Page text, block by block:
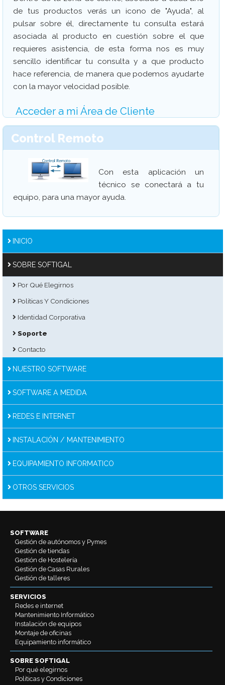
de tus productos verás un icono de "Ayuda", al
pulsar sobre él, directamente tu consulta estará
asociada al producto en cuestión sobre el que
requieres asistencia, de esta forma nos es muy
sencillo identificar tu consulta y a que producto
hace referencia, de manera que podemos ayudarte
con la mayor velocidad posible.
Acceder a mi Área de Cliente
Control Remoto
Con esta aplicación un
técnico se conectará a tu
equipo, para una mayor ayuda.
INICIO
SOBRE SOFTIGAL
Por Qué Elegirnos
Políticas Y Condiciones
Identidad Corporativa
Soporte
Contacto
NUESTRO SOFTWARE
SOFTWARE A MEDIDA
REDES E INTERNET
INSTALACIÓN / MANTENIMIENTO
EQUIPAMIENTO INFORMATICO
OTROS SERVICIOS
SOFTWARE
Gestión de autónomos y Pymes
Gestión de tiendas
Gestión de Hostelería
Gestión de Casas Rurales
Gestión de talleres
SERVICIOS
Redes e internet
Mantenimiento Informático
Instalación de equipos
Montaje de oficinas
Equipamiento informático
SOBRE SOFTIGAL
Por qué elegirnos
Politicas y Condiciones